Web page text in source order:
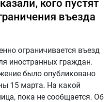
кого пустят
въезда
ограничивается въезд
иностранных граждан.
было опубликовано
15 марта. На какой
пока не сообщается. Об